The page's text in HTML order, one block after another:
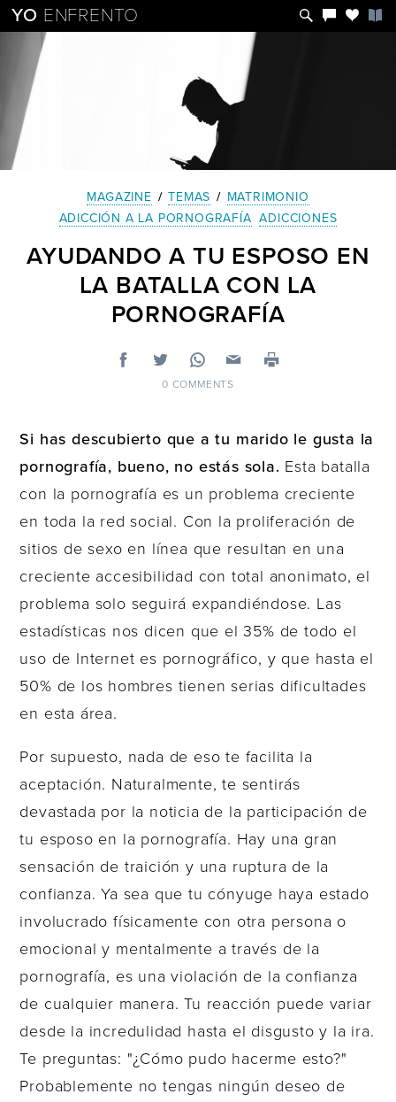
YO ENFRENTO
MAGAZINE / TEMAS / MATRIMONIO
ADICCIÓN A LA PORNOGRAFÍA ADICCIONES
AYUDANDO A TU ESPOSO EN
LA BATALLA CON LA
PORNOGRAFÍA
0 COMMENTS
Si has descubierto que a tu marido le gusta la
pornografía, bueno, no estás sola. Esta batalla
con la pornografía es un problema creciente
en toda la red social. Con la proliferación de
sitios de sexo en línea que resultan en una
creciente accesibilidad con total anonimato, el
problema solo seguirá expandiéndose. Las
estadísticas nos dicen que el 35% de todo el
uso de Internet es pornográfico, y que hasta el
50% de los hombres tienen serias dificultades
en esta área.
Por supuesto, nada de eso te facilita la
aceptación. Naturalmente, te sentirás
devastada por la noticia de la participación de
tu esposo en la pornografía. Hay una gran
sensación de traición y una ruptura de la
confianza. Ya sea que tu cónyuge haya estado
involucrado físicamente con otra persona o
emocional y mentalmente a través de la
pornografía, es una violación de la confianza
de cualquier manera. Tu reacción puede variar
desde la incredulidad hasta el disgusto y la ira.
Te preguntas: "¿Cómo pudo hacerme esto?"
Probablemente no tengas ningún deseo de